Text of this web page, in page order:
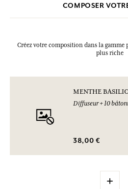
COMPOSER
Créez votre composition dans la
plus riche
MENTHE BASILIC
Diffuseur + 10
38,00 €
+